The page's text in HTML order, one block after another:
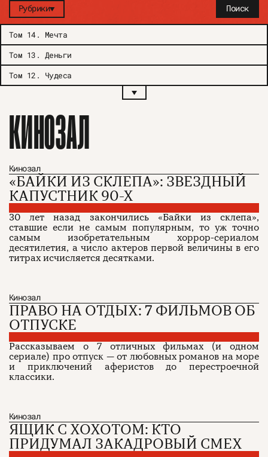
Поиск
Рубрики
Том 14.
Мечта
Том 13 . Деньги
Том 12 . Чудеса
КИНОЗАЛ
Кинозал
«БАЙКИ ИЗ СКЛЕПА»: ЗВЕЗДНЫЙ
КАПУСТНИК 90-Х
30 лет назад закончились «Байки из склепа»,
ставшие если не самым популярным, то уж точно
самым изобретательным хоррор-сериалом
десятилетия, а число актеров первой величины в его
титрах исчисляется десятками.
Кинозал
ПРАВО НА ОТДЫХ: 7 ФИЛЬМОВ ОБ
ОТПУСКЕ
Рассказываем о 7 отличных фильмах (и одном
сериале) про отпуск — от любовных романов на море
и приключений аферистов до перестроечной
классики.
Кинозал
ЯЩИК С ХОХОТОМ: КТО
ПРИДУМАЛ ЗАКАДРОВЫЙ СМЕХ